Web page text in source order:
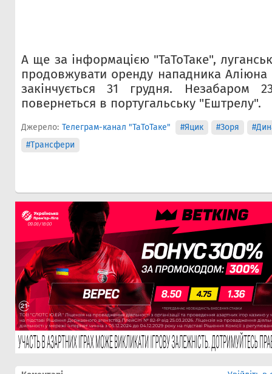
А ще за інформацією "ТаТоТаке",
продовжувати оренду нападника Аліюна
закінчується 31 грудня. Незабаром
повернеться в португальську "Ештрелу".
Джерело: Телеграм-канал "ТаТоТаке" #Яцик #Зоря
#Трансфери